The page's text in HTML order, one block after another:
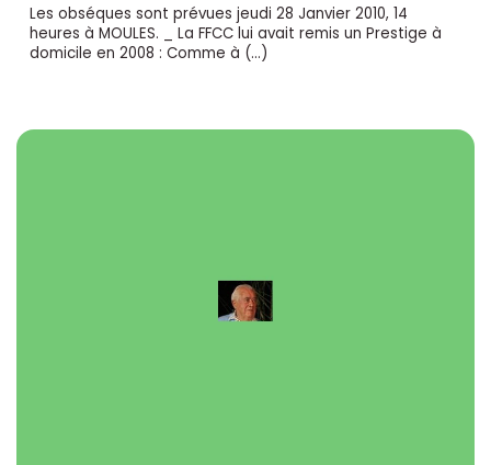
Les obséques sont prévues jeudi 28 Janvier 2010, 14
heures à MOULES. _ La FFCC lui avait remis un Prestige à
domicile en 2008 : Comme à (…)